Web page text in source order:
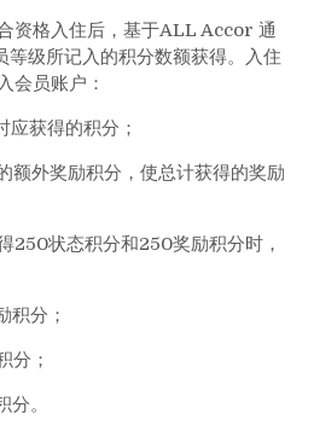
资格入住后，基于ALL Accor 通
级所记入的积分数额获得。入住
会员账户：
应获得的积分；
额外奖励积分，使总计获得的奖励
250状态积分和250奖励积分时，
积分；
分；
。